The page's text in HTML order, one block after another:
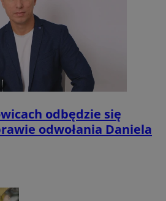
odbędzie się
odwołania Daniela